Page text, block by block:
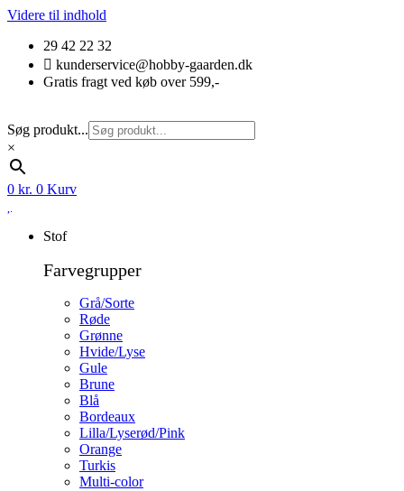
Videre til indhold
29 42 22 32
kunderservice@hobby-gaarden.dk
Gratis fragt ved køb over 599,-
Søg produkt...
×
0 kr. 0 Kurv
Stof
Farvegrupper
Grå/Sorte
Røde
Grønne
Hvide/Lyse
Gule
Brune
Blå
Bordeaux
Lilla/Lyserød/Pink
Orange
Turkis
Multi-color